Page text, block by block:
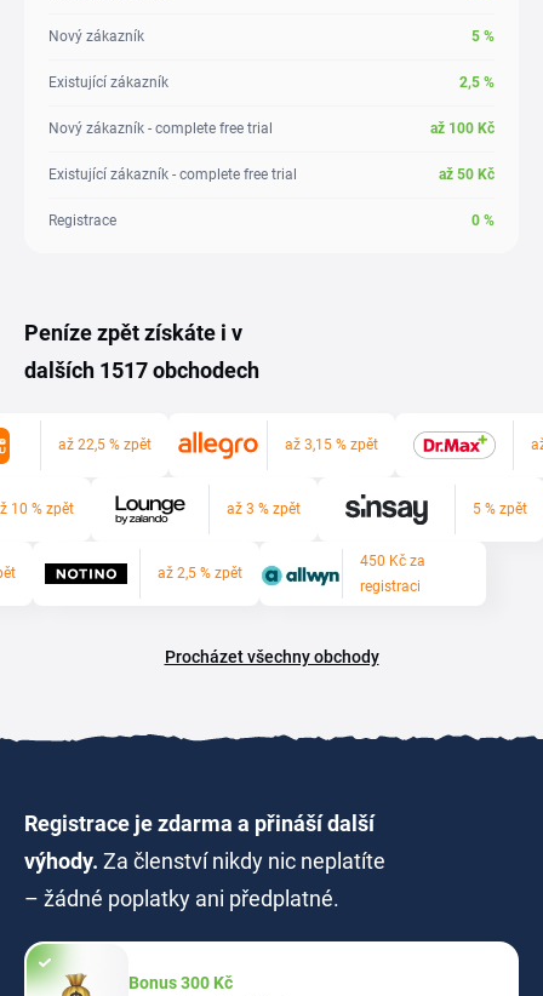
Nový zákazník 5 %
Existující zákazník 2,5 %
Nový zákazník - complete free trial až 100 Kč
Existující zákazník - complete free trial až 50 Kč
Registrace 0 %
Peníze zpět získáte i v
dalších 1517 obchodech
až 22,5 % zpět až 3,15 % zpět
10 % zpět až 3 % zpět 5 % zpět
až 2,5 % zpět
450 Kč za
registraci
Procházet všechny obchody
Registrace je zdarma a přináší další
výhody. Za členství nikdy nic neplatíte
– žádné poplatky ani předplatné.
Bonus 300 Kč